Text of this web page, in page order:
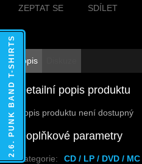
ZEPTAT SE SDÍLET
Popis
Detailní popis produktu
Popis produktu není dostupný
Doplňkové parametry
Kategorie:
CD / LP / DVD / MC
2.6. PUNK BAND T-SHIRTS